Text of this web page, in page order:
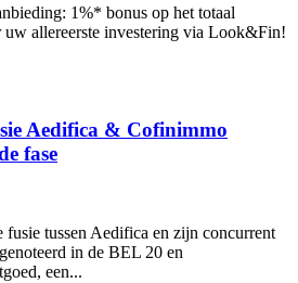
1%* bonus op het totaal
uw allereerste investering via Look&Fin!
Aedifica & Cofinimmo
fase
fusie tussen Aedifica en zijn concurrent
in de BEL 20 en
een...